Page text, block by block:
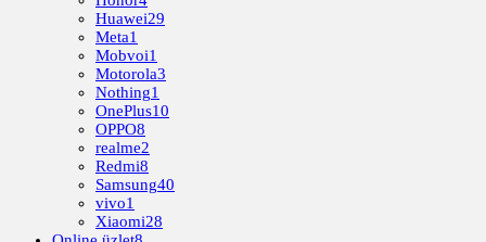
Huawei29
Meta1
Mobvoi1
Motorola3
Nothing1
OnePlus10
OPPO8
realme2
Redmi8
Samsung40
vivo1
Xiaomi28